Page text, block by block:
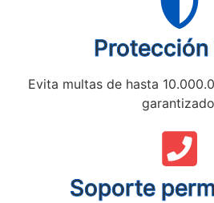
Protección
Evita multas de hasta
Soporte